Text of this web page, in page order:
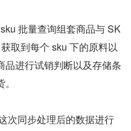
批量查询组套商品与 SK
取到每个 sku 下的原料以
品进⾏试销判断以及存储条
次同步处理后的数据进⾏